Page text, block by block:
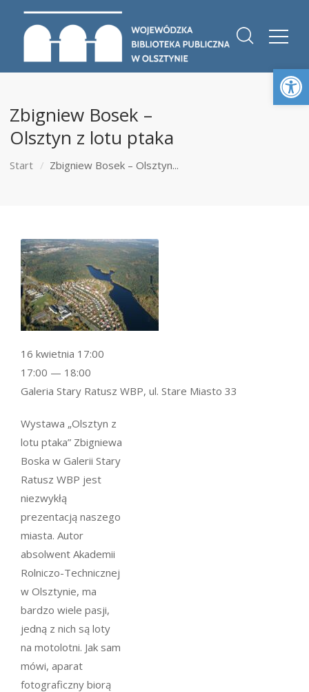
Zbigniew Bosek –
Olsztyn z lotu ptaka
Start Zbigniew Bosek – Olsztyn...
Wystawa „Olsztyn z
lotu ptaka” Zbigniewa
Boska w Galerii Stary
Ratusz WBP jest
niezwykłą
prezentacją naszego
miasta. Autor
absolwent Akademii
Rolniczo-Technicznej
w Olsztynie, ma
bardzo wiele pasji,
jedną z nich są loty
na motolotni. Jak sam
mówi, aparat
fotograficzny biorą
16 kwietnia 17:00
17:00 — 18:00
Galeria Stary Ratusz WBP, ul. Stare Miasto 33